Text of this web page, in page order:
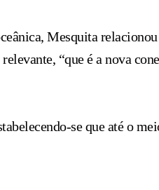
Mesquita
“que é a nova
se que até o